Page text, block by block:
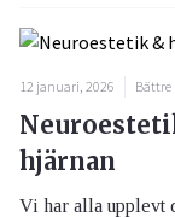
12 januari, 2026 Bättre
hjärnan
Vi har alla upplevt